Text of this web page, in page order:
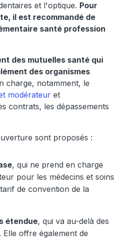
et l'optique. Pour
il est recommandé de
santé profession
des mutuelles santé qui
des organismes
charge, notamment, le
modérateur et
contrats, les dépassements
sont proposés :
, qui ne prend en charge
pour les médecins et soins
de convention de la
étendue, qui va au-delà des
offre également de